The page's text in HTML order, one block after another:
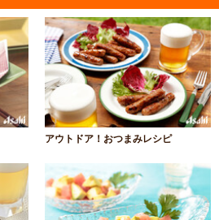
アウトドア！おつまみレシピ